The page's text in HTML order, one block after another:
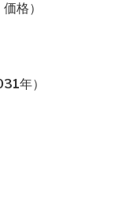
格）
年）